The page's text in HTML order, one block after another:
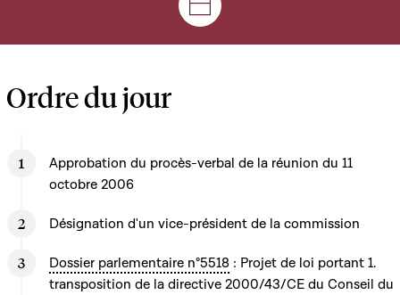
Séances et réunions
Ordre du jour
Approbation du procès-verbal de la réunion du 11
octobre 2006
Désignation d'un vice-président de la commission
Dossier parlementaire n°5518 : Projet de loi portant 1.
transposition de la directive 2000/43/CE du Conseil du